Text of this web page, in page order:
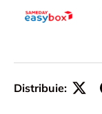
Distribuie: